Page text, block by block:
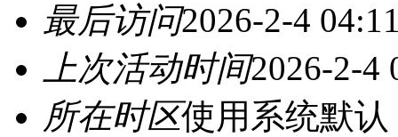
最后访问2026-2-4
上次活动时间2026-2-4
所在时区使用系统默认